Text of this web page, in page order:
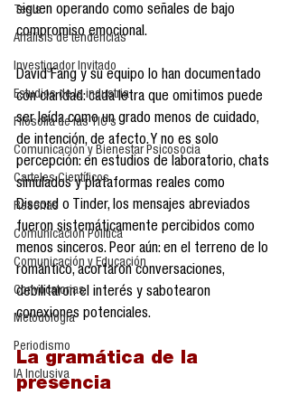
Tesis
Análisis de tendencias
Investigador Invitado
Estudios de la industria
Filosofía de las TIC´s
Comunicación y Bienestar Psicosocia
Carteles Científicos
Reseñas
Comunicación Política
Comunicación y Educación
Convocatorias
Metodología
Periodismo
IA Inclusiva
siguen operando como señales de bajo
compromiso emocional.
David Fang y su equipo lo han documentado
con claridad: cada letra que omitimos puede
ser leída como un grado menos de cuidado,
de intención, de afecto. Y no es solo
percepción: en estudios de laboratorio, chats
simulados y plataformas reales como
Discord o Tinder, los mensajes abreviados
fueron sistemáticamente percibidos como
menos sinceros. Peor aún: en el terreno de lo
romántico, acortaron conversaciones,
debilitaron el interés y sabotearon
conexiones potenciales.
La gramática de la
presencia